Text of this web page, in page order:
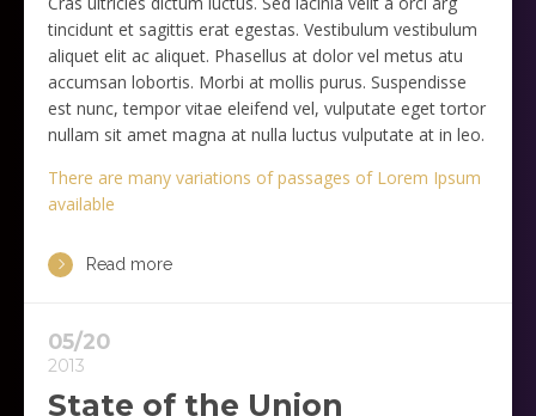
tincidunt et sagittis erat egestas. Vestibulum vestibulum
aliquet elit ac aliquet. Phasellus at dolor vel metus atu
accumsan lobortis. Morbi at mollis purus. Suspendisse
est nunc, tempor vitae eleifend vel, vulputate eget tortor
nullam sit amet magna at nulla luctus vulputate at in leo.
There are many variations of passages of Lorem Ipsum
available
Read more
05/20
2013
State of the Union